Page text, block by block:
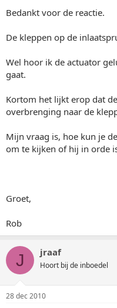
Bedankt voor de reactie.
De kleppen op de
Wel hoor ik de actuator
gaat.
Kortom het lijkt erop dat
overbrenging naar de
Mijn vraag is, hoe kun je
om te kijken of hij in orde
Groet,
Rob
J jraaf
Hoort bij de inboedel
28 dec 2010